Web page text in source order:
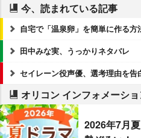
今、読まれている記事
自宅で「温泉卵」を簡単に作る方
田中みな実、うっかりネタバレ
セイレーン役声優、選考理由を告
オリコン インフォメーシ
2026年7月